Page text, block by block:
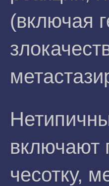
(включая
включают
чесотку,